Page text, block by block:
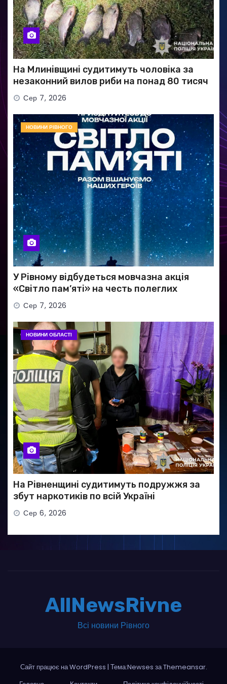
На Млинівщині судитимуть чоловіка за
незаконний вилов риби на понад 80 тисяч
гривень
Сер 7, 2026
НОВИНИ РІВНОГО
У Рівному відбудеться мовчазна акція
«Світло пам’яті» на честь полеглих
Захисників
Сер 7, 2026
НОВИНИ ОБЛАСТІ
На Рівненщині судитимуть подружжя за
збут наркотиків по всій Україні
Сер 6, 2026
AllNewsRivne
Всі новини Рівного
Сайт працює на WordPress | Тема:Newses заThemeansar.